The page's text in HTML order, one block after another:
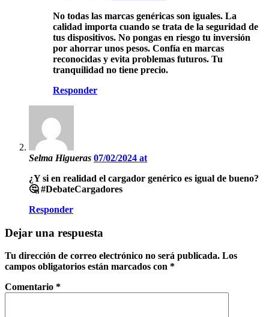
No todas las marcas genéricas son iguales. La
calidad importa cuando se trata de la seguridad de
tus dispositivos. No pongas en riesgo tu inversión
por ahorrar unos pesos. Confía en marcas
reconocidas y evita problemas futuros. Tu
tranquilidad no tiene precio.
Responder
Selma Higueras 07/02/2024 at
¿Y si en realidad el cargador genérico es igual de bueno?
🤔 #DebateCargadores
Responder
Dejar una respuesta
Tu dirección de correo electrónico no será publicada. Los
campos obligatorios están marcados con *
Comentario *